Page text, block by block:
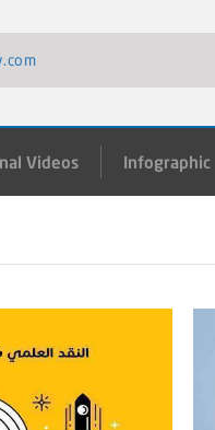
Videos Infographic